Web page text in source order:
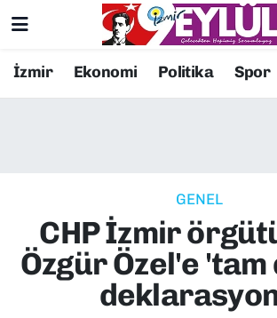
İzmir Ekonomi Politika Spor
GENEL
CHP İzmir
Özgür Özel'e
Resmi İlanlar
EKONOMİ
KÜLTÜR SANAT
Konak Nöbetçi Eczaneler
Süper Lig Puan Durumu ve
Tüm Manşetler
Son Dakika Haberleri